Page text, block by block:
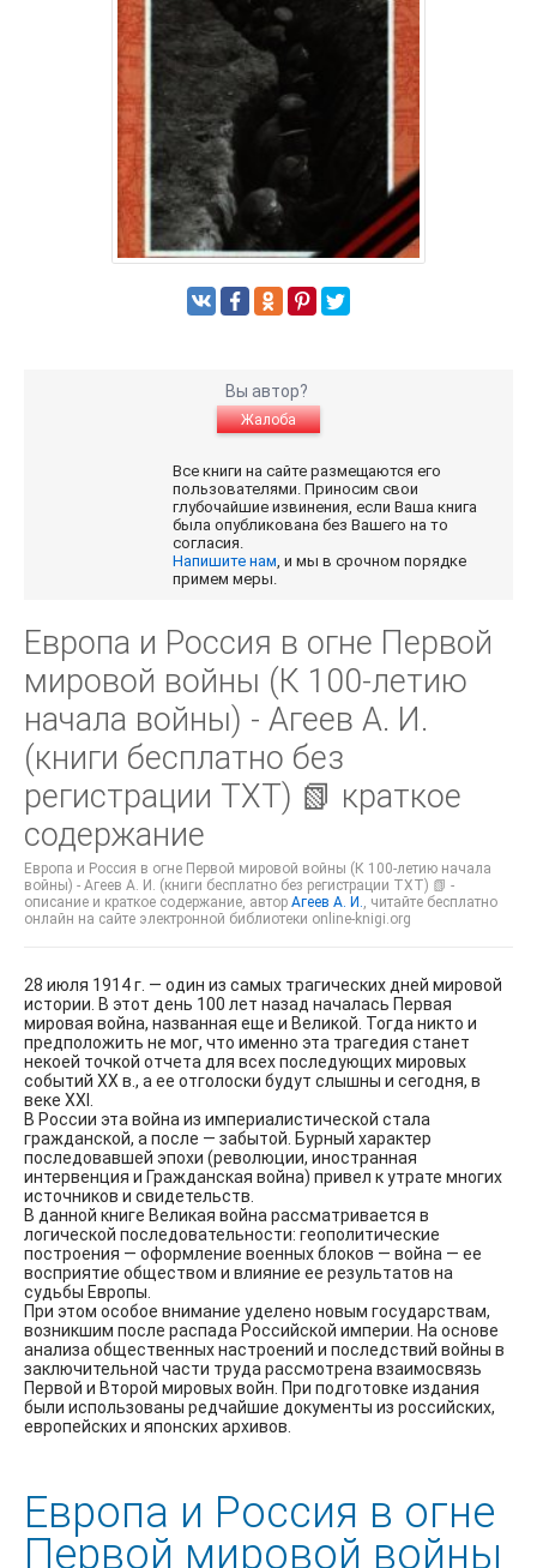
Вы автор?
Жалоба
Все книги на сайте размещаются его
пользователями. Приносим свои
глубочайшие извинения, если Ваша книга
была опубликована без Вашего на то
согласия.
Напишите нам, и мы в срочном порядке
примем меры.
Европа и Россия в огне Первой
мировой войны (К 100-летию
начала войны) - Агеев А. И.
(книги бесплатно без
регистрации TXT) 📗 краткое
содержание
Европа и Россия в огне Первой мировой войны (К 100-летию начала
войны) - Агеев А. И. (книги бесплатно без регистрации TXT) 📗 -
описание и краткое содержание, автор Агеев А. И., читайте бесплатно
онлайн на сайте электронной библиотеки online-knigi.org
28 июля 1914 г. — один из самых трагических дней мировой
истории. В этот день 100 лет назад началась Первая
мировая война, названная еще и Великой. Тогда никто и
предположить не мог, что именно эта трагедия станет
некоей точкой отчета для всех последующих мировых
событий XX в., а ее отголоски будут слышны и сегодня, в
веке XXI.
В России эта война из империалистической стала
гражданской, а после — забытой. Бурный характер
последовавшей эпохи (революции, иностранная
интервенция и Гражданская война) привел к утрате многих
источников и свидетельств.
В данной книге Великая война рассматривается в
логической последовательности: геополитические
построения — оформление военных блоков — война — ее
восприятие обществом и влияние ее результатов на
судьбы Европы.
При этом особое внимание уделено новым государствам,
возникшим после распада Российской империи. На основе
анализа общественных настроений и последствий войны в
заключительной части труда рассмотрена взаимосвязь
Первой и Второй мировых войн. При подготовке издания
были использованы редчайшие документы из российских,
европейских и японских архивов.
Европа и Россия в огне
Первой мировой войны